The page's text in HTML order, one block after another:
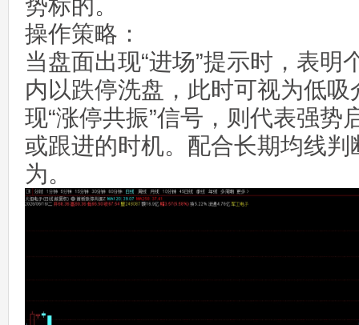
势标的。
操作策略：
当盘面出现“进场”提示时，表明
内以跌停洗盘，此时可视为低
现“涨停共振”信号，则代表强势
或跟进的时机。配合长期均线
为。